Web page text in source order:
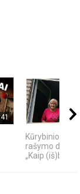
Kūrybinio-
rašymo
„Kaip (iš)būti“